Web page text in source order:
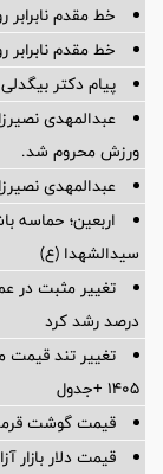
خط مقدم
خط مقدم
پیام دکتر
عبدالمهدی
ورزش محروم شد.
عبدالمهدی
اربعین؛ حماسه
سیدالشهدا (ع)
درصد رشد کرد
۱۴۰۵ +جدول
قیمت گوشت قرمز امروز
قیمت دلار بازار آزاد امروز